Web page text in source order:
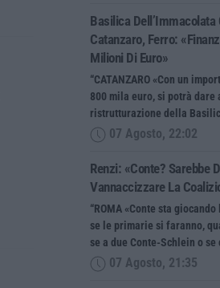
Basilica Dell’Immacolata
Catanzaro, Ferro:
Milioni Di Euro»
“CATANZARO «Con un
800 mila euro, si potrà
ristrutturazione della
07 Agosto, 22:02
Renzi: «Conte? Sarebbe
Vannaccizzare La
“ROMA «Conte sta
se le primarie si faranno,
se a due Conte-Schlein o
07 Agosto, 21:35